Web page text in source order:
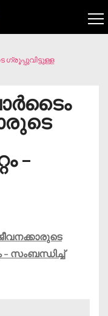
ഗ്രൂപ്പുവിട്ടുള്ള
–
സംബന്ധിച്ച്